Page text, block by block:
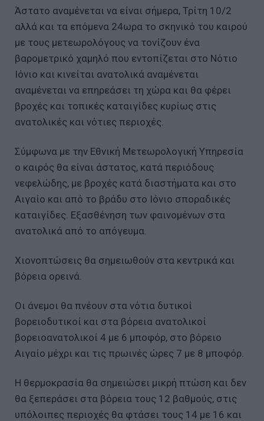
Άστατο αναμένεται να είναι σήμερα, Τρίτη 10/2
αλλά και τα επόμενα 24ωρα το σκηνικό του καιρού
με τους μετεωρολόγους να τονίζουν ένα
βαρομετρικό χαμηλό που εντοπίζεται στο Νότιο
Ιόνιο και κινείται ανατολικά αναμένεται
αναμένεται να επηρεάσει τη χώρα και θα φέρει
βροχές και τοπικές καταιγίδες κυρίως στις
ανατολικές και νότιες περιοχές.
Σύμφωνα με την Εθνική Μετεωρολογική Υπηρεσία
ο καιρός θα είναι άστατος, κατά περιόδους
νεφελώδης, με βροχές κατά διαστήματα και στο
Αιγαίο και από το βράδυ στο Ιόνιο σποραδικές
καταιγίδες. Εξασθένηση των φαινομένων στα
ανατολικά από το απόγευμα.
Χιονοπτώσεις θα σημειωθούν στα κεντρικά και
βόρεια ορεινά.
Οι άνεμοι θα πνέουν στα νότια δυτικοί
βορειοδυτικοί και στα βόρεια ανατολικοί
βορειοανατολικοί 4 με 6 μποφόρ, στο βόρειο
Αιγαίο μέχρι και τις πρωινές ώρες 7 με 8 μποφόρ.
Η θερμοκρασία θα σημειώσει μικρή πτώση και δεν
θα ξεπεράσει στα βόρεια τους 12 βαθμούς, στις
υπόλοιπες περιοχές θα φτάσει τους 14 με 16 και